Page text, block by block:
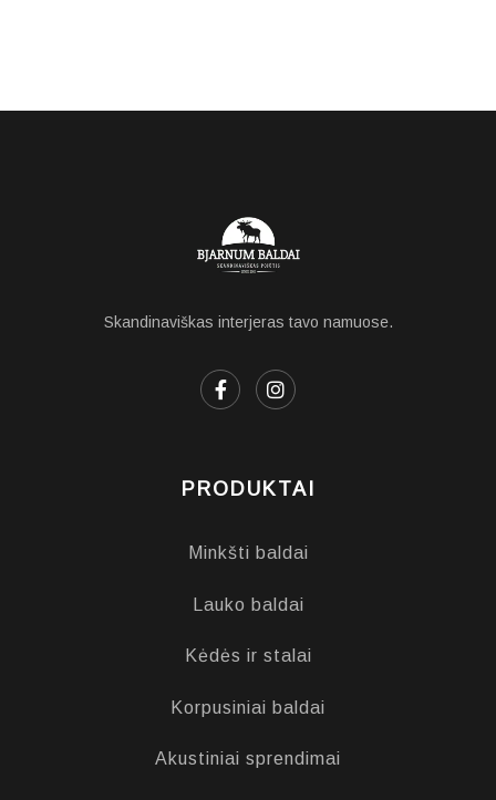
Skandinaviškas interjeras tavo namuose.
PRODUKTAI
Minkšti baldai
Lauko baldai
Kėdės ir stalai
Korpusiniai baldai
Akustiniai sprendimai